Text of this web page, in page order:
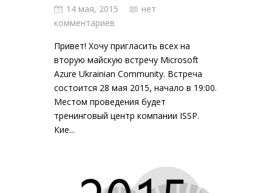
14 мая, 2015
нет
комментариев
Привет! Хочу пригласить всех на
вторую майскую встречу Microsoft
Azure Ukrainian Community. Встреча
состоится 28 мая 2015, начало в 19:00.
Местом проведения будет
тренинговый центр компании ISSP.
Кие...